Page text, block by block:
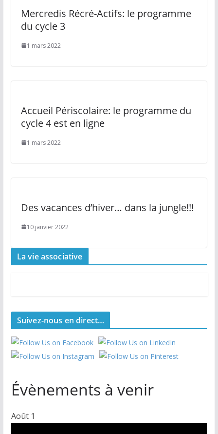
Mercredis Récré-Actifs: le programme
du cycle 3
1 mars 2022
Accueil Périscolaire: le programme du
cycle 4 est en ligne
1 mars 2022
Des vacances d’hiver… dans la jungle!!!
10 janvier 2022
La vie associative
Suivez-nous en direct…
Évènements à venir
Août 1